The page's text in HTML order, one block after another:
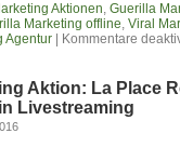
Aktionen Guerilla
Marketing offline Viral
Agentur| Kommentare
Aktion: La Place
Livestreaming